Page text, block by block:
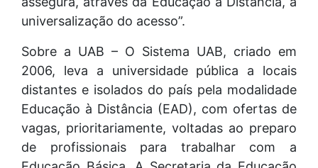
universalização do acesso”.
Sobre a UAB – O Sistema UAB, criado em
2006, leva a universidade pública a locais
distantes e isolados do país pela modalidade
Educação à Distância (EAD), com ofertas de
vagas, prioritariamente, voltadas ao preparo
de profissionais para trabalhar com a